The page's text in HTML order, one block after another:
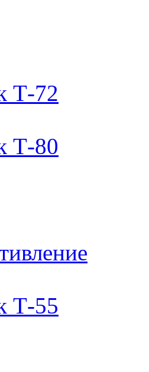
Т-72
Т-80
Т-55